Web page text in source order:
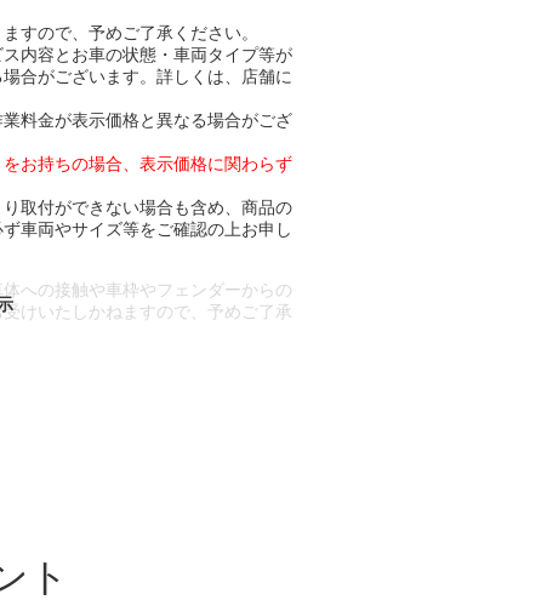
すので、予めご了承ください。
内容とお車の状態・車両タイプ等が
合がございます。詳しくは、店舗に
料金が表示価格と異なる場合がござ
お持ちの場合、表示価格に関わらず
取付ができない場合も含め、商品の
車両やサイズ等をご確認の上お申し
への接触や車枠やフェンダーからの
けいたしかねますので、予めご了承
ト